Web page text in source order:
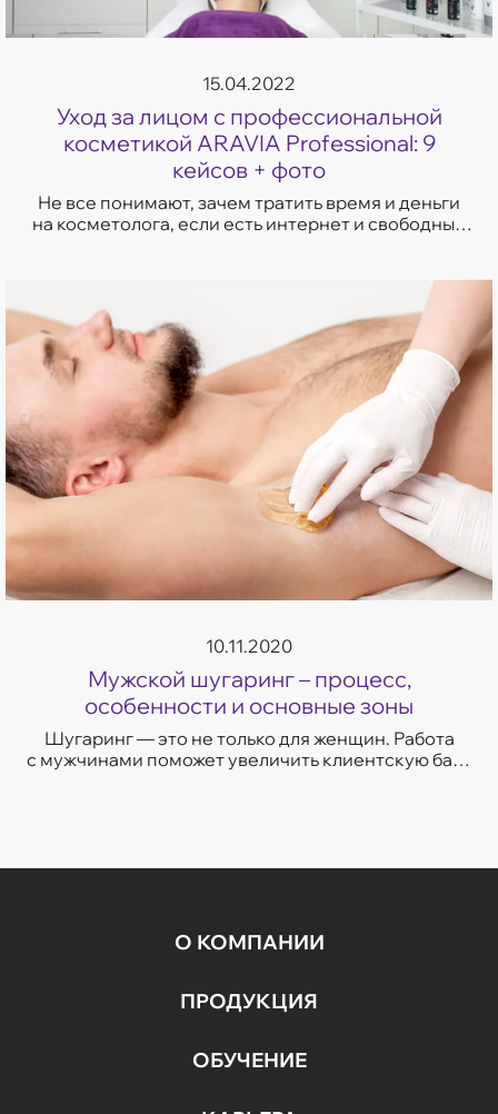
15.04.2022
Уход за лицом с профессиональной
косметикой ARAVIA Professional: 9
кейсов + фото
Не все понимают, зачем тратить время и деньги
на косметолога, если есть интернет и свободный
10.11.2020
Мужской шугаринг – процесс,
особенности и основные зоны
Шугаринг — это не только для женщин. Работа
с мужчинами поможет увеличить клиентскую базу
О КОМПАНИИ
ПРОДУКЦИЯ
ОБУЧЕНИЕ